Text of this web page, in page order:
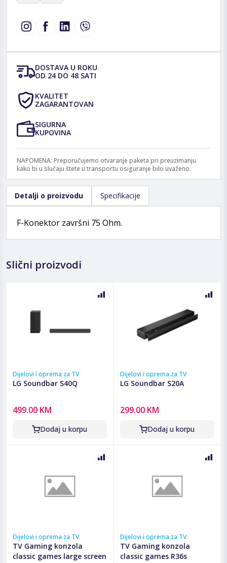
DOSTAVA U ROKU
OD 24 DO 48 SATI
KVALITET
ZAGARANTOVAN
SIGURNA
KUPOVINA
NAPOMENA: Preporučujemo otvaranje paketa pri preuzimanju
kako bi u slučaju štete u transportu osiguranje bilo uvaženo.
Detalji o proizvodu Specifikacije
F-Konektor završni 75 Ohm.
Slični proizvodi
Dijelovi i oprema za TV
LG Soundbar S40Q
499.00 KM
Dodaj u korpu
Dijelovi i oprema za TV
LG Soundbar S20A
299.00 KM
Dodaj u korpu
Dijelovi i oprema za TV
TV Gaming konzola
classic games large screen
Dijelovi i oprema za TV
TV Gaming konzola
classic games R36s